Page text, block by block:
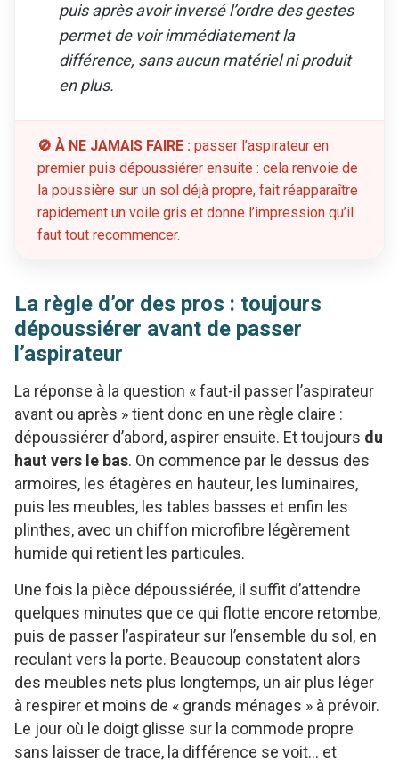
puis après avoir inversé l’ordre des gestes
permet de voir immédiatement la
différence, sans aucun matériel ni produit
en plus.
🚫 À NE JAMAIS FAIRE : passer l’aspirateur en
premier puis dépoussiérer ensuite : cela renvoie de
la poussière sur un sol déjà propre, fait réapparaître
rapidement un voile gris et donne l’impression qu’il
faut tout recommencer.
La règle d’or des pros : toujours
dépoussiérer avant de passer
l’aspirateur
La réponse à la question « faut-il passer l’aspirateur
avant ou après » tient donc en une règle claire :
dépoussiérer d’abord, aspirer ensuite. Et toujours du
haut vers le bas. On commence par le dessus des
armoires, les étagères en hauteur, les luminaires,
puis les meubles, les tables basses et enfin les
plinthes, avec un chiffon microfibre légèrement
humide qui retient les particules.
Une fois la pièce dépoussiérée, il suffit d’attendre
quelques minutes que ce qui flotte encore retombe,
puis de passer l’aspirateur sur l’ensemble du sol, en
reculant vers la porte. Beaucoup constatent alors
des meubles nets plus longtemps, un air plus léger
à respirer et moins de « grands ménages » à prévoir.
Le jour où le doigt glisse sur la commode propre
sans laisser de trace, la différence se voit… et